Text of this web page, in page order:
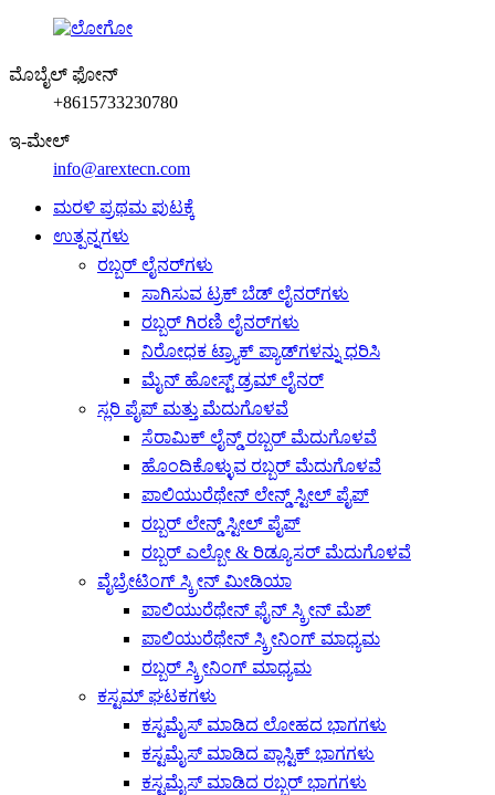
ಮೊಬೈಲ್ ಫೋನ್
+8615733230780
ಇ-ಮೇಲ್
info@arextecn.com
ಮರಳಿ ಪ್ರಥಮ ಪುಟಕ್ಕೆ
ಉತ್ಪನ್ನಗಳು
ರಬ್ಬರ್ ಲೈನರ್‌ಗಳು
ಸಾಗಿಸುವ ಟ್ರಕ್ ಬೆಡ್ ಲೈನರ್‌ಗಳು
ರಬ್ಬರ್ ಗಿರಣಿ ಲೈನರ್‌ಗಳು
ನಿರೋಧಕ ಟ್ರ್ಯಾಕ್ ಪ್ಯಾಡ್‌ಗಳನ್ನು ಧರಿಸಿ
ಮೈನ್ ಹೋಸ್ಟ್ ಡ್ರಮ್ ಲೈನರ್
ಸ್ಲರಿ ಪೈಪ್ ಮತ್ತು ಮೆದುಗೊಳವೆ
ಸೆರಾಮಿಕ್ ಲೈನ್ಡ್ ರಬ್ಬರ್ ಮೆದುಗೊಳವೆ
ಹೊಂದಿಕೊಳ್ಳುವ ರಬ್ಬರ್ ಮೆದುಗೊಳವೆ
ಪಾಲಿಯುರೆಥೇನ್ ಲೇನ್ಡ್ ಸ್ಟೀಲ್ ಪೈಪ್
ರಬ್ಬರ್ ಲೇನ್ಡ್ ಸ್ಟೀಲ್ ಪೈಪ್
ರಬ್ಬರ್ ಎಲ್ಬೋ & ರಿಡ್ಯೂಸರ್ ಮೆದುಗೊಳವೆ
ವೈಬ್ರೇಟಿಂಗ್ ಸ್ಕ್ರೀನ್ ಮೀಡಿಯಾ
ಪಾಲಿಯುರೆಥೇನ್ ಫೈನ್ ಸ್ಕ್ರೀನ್ ಮೆಶ್
ಪಾಲಿಯುರೆಥೇನ್ ಸ್ಕ್ರೀನಿಂಗ್ ಮಾಧ್ಯಮ
ರಬ್ಬರ್ ಸ್ಕ್ರೀನಿಂಗ್ ಮಾಧ್ಯಮ
ಕಸ್ಟಮ್ ಘಟಕಗಳು
ಕಸ್ಟಮೈಸ್ ಮಾಡಿದ ಲೋಹದ ಭಾಗಗಳು
ಕಸ್ಟಮೈಸ್ ಮಾಡಿದ ಪ್ಲಾಸ್ಟಿಕ್ ಭಾಗಗಳು
ಕಸ್ಟಮೈಸ್ ಮಾಡಿದ ರಬ್ಬರ್ ಭಾಗಗಳು